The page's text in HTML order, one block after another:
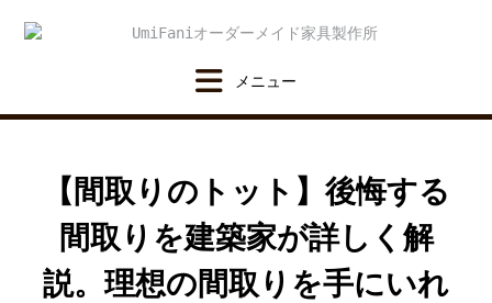
【間取りのトット】後悔する
間取りを建築家が詳しく解
説。理想の間取りを手にいれ